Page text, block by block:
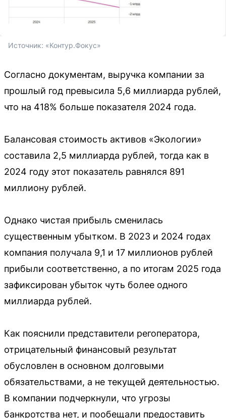
Источник: «Контур.Фокус»
Согласно документам, выручка компании за
прошлый год превысила 5,6 миллиарда рублей,
что на 418% больше показателя 2024 года.
Балансовая стоимость активов «Экологии»
составила 2,5 миллиарда рублей, тогда как в
2024 году этот показатель равнялся 891
миллиону рублей.
Однако чистая прибыль сменилась
существенным убытком. В 2023 и 2024 годах
компания получала 9,1 и 17 миллионов рублей
прибыли соответственно, а по итогам 2025 года
зафиксирован убыток чуть более одного
миллиарда рублей.
Как пояснили представители регоператора,
отрицательный финансовый результат
обусловлен в основном долговыми
обязательствами, а не текущей деятельностью.
В компании подчеркнули, что угрозы
банкротства нет, и пообещали предоставить